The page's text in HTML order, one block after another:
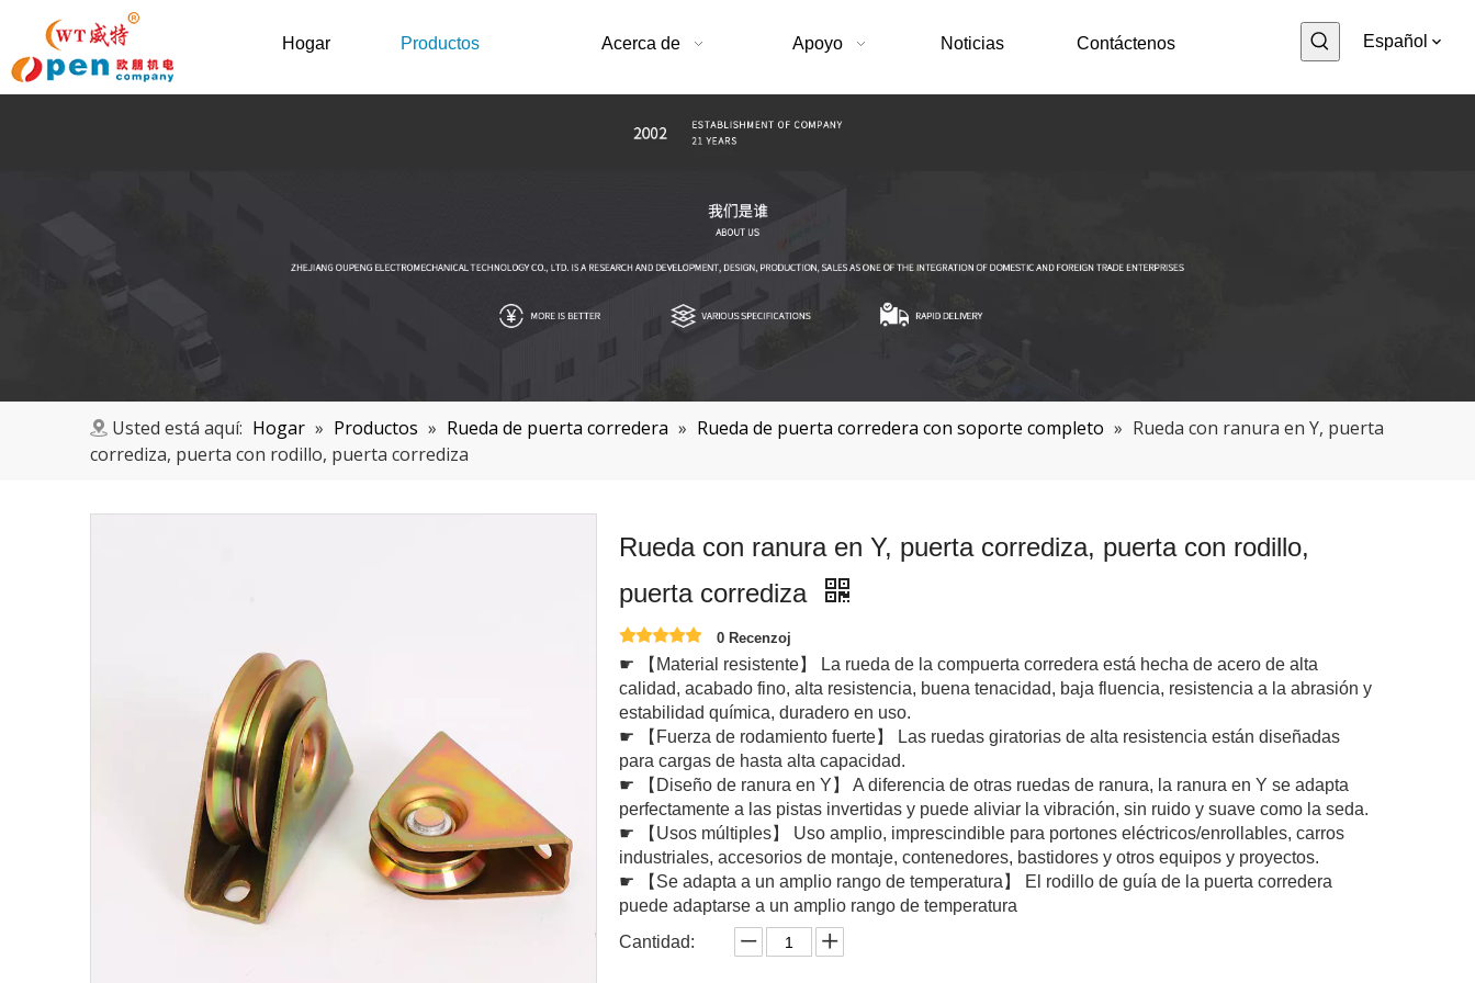
Hogar Productos Acerca de Apoyo Noticias Contáctenos Español
Usted está aquí: Hogar » Productos » Rueda de puerta corredera » Rueda de puerta corredera con soporte completo » Rueda con ranura en Y, puerta
corrediza, puerta con rodillo, puerta corrediza
Rueda con ranura en Y, puerta corrediza, puerta con rodillo,
puerta corrediza
0 Recenzoj
☛ 【Material resistente】 La rueda de la compuerta corredera está hecha de acero de alta
calidad, acabado fino, alta resistencia, buena tenacidad, baja fluencia, resistencia a la abrasión y
estabilidad química, duradero en uso.
☛ 【Fuerza de rodamiento fuerte】 Las ruedas giratorias de alta resistencia están diseñadas
para cargas de hasta alta capacidad.
☛ 【Diseño de ranura en Y】 A diferencia de otras ruedas de ranura, la ranura en Y se adapta
perfectamente a las pistas invertidas y puede aliviar la vibración, sin ruido y suave como la seda.
☛ 【Usos múltiples】 Uso amplio, imprescindible para portones eléctricos/enrollables, carros
industriales, accesorios de montaje, contenedores, bastidores y otros equipos y proyectos.
☛ 【Se adapta a un amplio rango de temperatura】 El rodillo de guía de la puerta corredera
puede adaptarse a un amplio rango de temperatura
Cantidad: